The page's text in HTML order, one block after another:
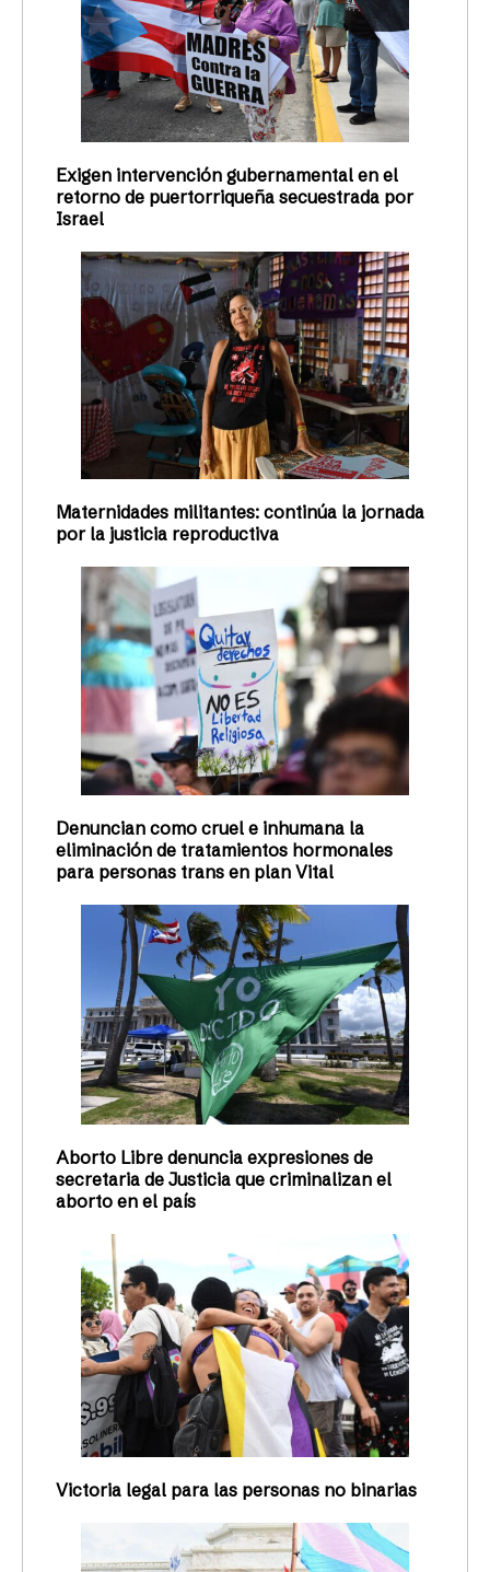
Exigen intervención gubernamental en el
retorno de puertorriqueña secuestrada por
Israel
Maternidades militantes: continúa la jornada
por la justicia reproductiva
Denuncian como cruel e inhumana la
eliminación de tratamientos hormonales
para personas trans en plan Vital
Aborto Libre denuncia expresiones de
secretaria de Justicia que criminalizan el
aborto en el país
Victoria legal para las personas no binarias